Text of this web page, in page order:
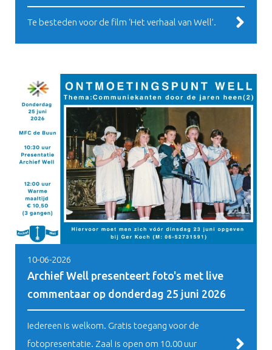
Te besteden voor de film ‘Het verhaal van Well’.
10-06-2026
Archief Well presenteert foto's met live
commentaar op donderdag 25 juni 2026
Iedereen is welkom. Gratis toegang voor de
fotopresentatie. Zaal is open om 10.00 uur